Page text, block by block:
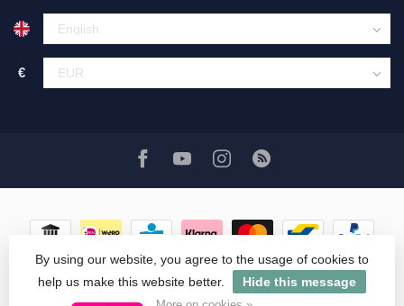
€
© Copyright 2026 ASATGROOTHANDEL.NL
By using our website, you agree to the usage of cookies to
help us make this website better.
Hide this message